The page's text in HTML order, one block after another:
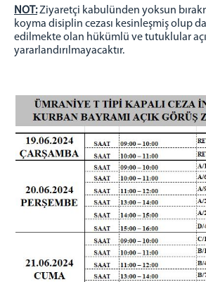
MAHKUM KABUL BÜROSU
EMANET PARA BİRİMİ
EMANET EŞYA BİRİMİ
MUTEMETLİK
PSİKO-SOSYAL SERVİS
MEKTUP OKUMA KOMİSYONU
ZİYARET KABUL BÜROSU
TEKNİK İŞLER SERVİSİ
BİLGİ İŞLEM
EĞİTİM BİRİMİ ÇALIŞMALARI
PSİKO-SOSYAL ÇALIŞMALARI
NOT:Ziyaretçi kabulünden yoksun
koyma disiplin cezası kesinleşmiş olup
edilmekte olan hükümlü ve tutuklular
yararlandırılmayacaktır.